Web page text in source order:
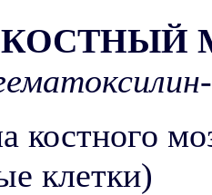
костного
клетки)